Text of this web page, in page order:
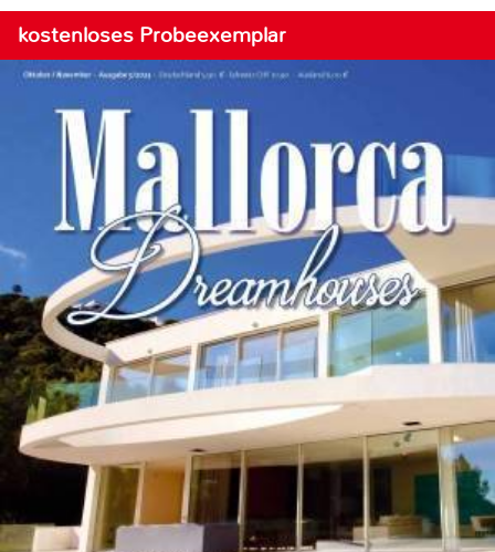
kostenloses Probeexemplar